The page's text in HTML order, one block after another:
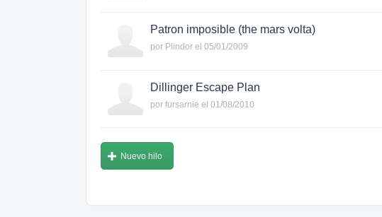
Patron imposible (the mars volta)
por Plindor el 05/01/2009
Dillinger Escape Plan
por fursarnie el 01/08/2010
Nuevo hilo